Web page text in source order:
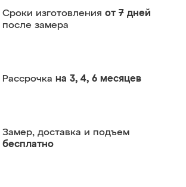
Сроки изготовления от 7 дней
после замера
Рассрочка на 3, 4, 6 месяцев
Замер, доставка и подъем
бесплатно